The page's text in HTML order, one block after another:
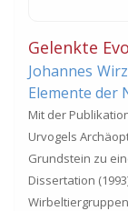
Gelenkte
Johannes Wirz
Elemente der
Mit der
Urvogels
Grundstein zu
Dissertation